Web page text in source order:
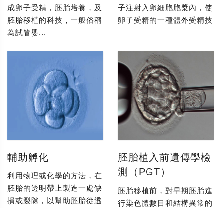
成卵子受精，胚胎培養，及
胚胎移植的科技，一般俗稱
為試管嬰...
子注射入卵細胞胞漿內，使
卵子受精的一種體外受精技
輔助孵化
利用物理或化學的方法，在
胚胎的透明帶上製造一處缺
損或裂隙，以幫助胚胎從透
胚胎植入前遺傳學檢
測（PGT）
胚胎移植前，對早期胚胎進
行染色體數目和結構異常的